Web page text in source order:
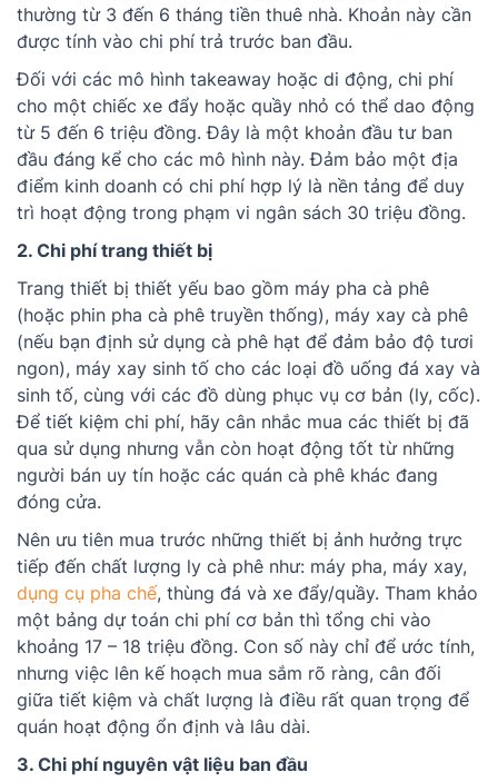
thường từ 3 đến 6 tháng tiền thuê nhà. Khoản này cần
được tính vào chi phí trả trước ban đầu.
Đối với các mô hình takeaway hoặc di động, chi phí
cho một chiếc xe đẩy hoặc quầy nhỏ có thể dao động
từ 5 đến 6 triệu đồng. Đây là một khoản đầu tư ban
đầu đáng kể cho các mô hình này. Đảm bảo một địa
điểm kinh doanh có chi phí hợp lý là nền tảng để duy
trì hoạt động trong phạm vi ngân sách 30 triệu đồng.
2. Chi phí trang thiết bị
Trang thiết bị thiết yếu bao gồm máy pha cà phê
(hoặc phin pha cà phê truyền thống), máy xay cà phê
(nếu bạn định sử dụng cà phê hạt để đảm bảo độ tươi
ngon), máy xay sinh tố cho các loại đồ uống đá xay và
sinh tố, cùng với các đồ dùng phục vụ cơ bản (ly, cốc).
Để tiết kiệm chi phí, hãy cân nhắc mua các thiết bị đã
qua sử dụng nhưng vẫn còn hoạt động tốt từ những
người bán uy tín hoặc các quán cà phê khác đang
đóng cửa.
Nên ưu tiên mua trước những thiết bị ảnh hưởng trực
tiếp đến chất lượng ly cà phê như: máy pha, máy xay,
dụng cụ pha chế, thùng đá và xe đẩy/quầy. Tham khảo
một bảng dự toán chi phí cơ bản thì tổng chi vào
khoảng 17 – 18 triệu đồng. Con số này chỉ để ước tính,
nhưng việc lên kế hoạch mua sắm rõ ràng, cân đối
giữa tiết kiệm và chất lượng là điều rất quan trọng để
quán hoạt động ổn định và lâu dài.
3. Chi phí nguyên vật liệu ban đầu